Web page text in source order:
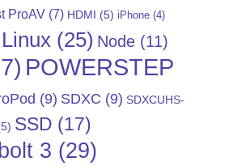
ProAV (7) HDMI (5) iPhone (4)
Linux (25) Node (11)
POWERSTEP
(9) SDXC (9) SDXCUHS-
SSD (17)
3 (29)